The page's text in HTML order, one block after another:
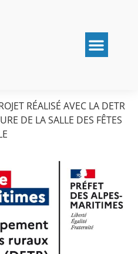
RÉALISÉ AVEC LA DETR
DE LA SALLE DES FÊTES